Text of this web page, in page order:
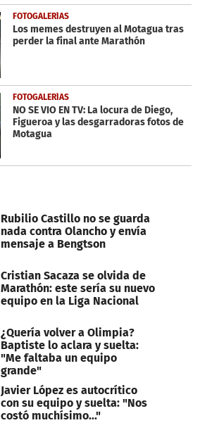
FOTOGALERÍAS
Los memes destruyen al Motagua tras
perder la final ante Marathón
FOTOGALERÍAS
NO SE VIO EN TV: La locura de Diego,
Figueroa y las desgarradoras fotos de
Motagua
Rubilio Castillo no se guarda
nada contra Olancho y envía
mensaje a Bengtson
Cristian Sacaza se olvida de
Marathón: este sería su nuevo
equipo en la Liga Nacional
¿Quería volver a Olimpia?
Baptiste lo aclara y suelta:
"Me faltaba un equipo
grande"
Javier López es autocrítico
con su equipo y suelta: "Nos
costó muchísimo..."